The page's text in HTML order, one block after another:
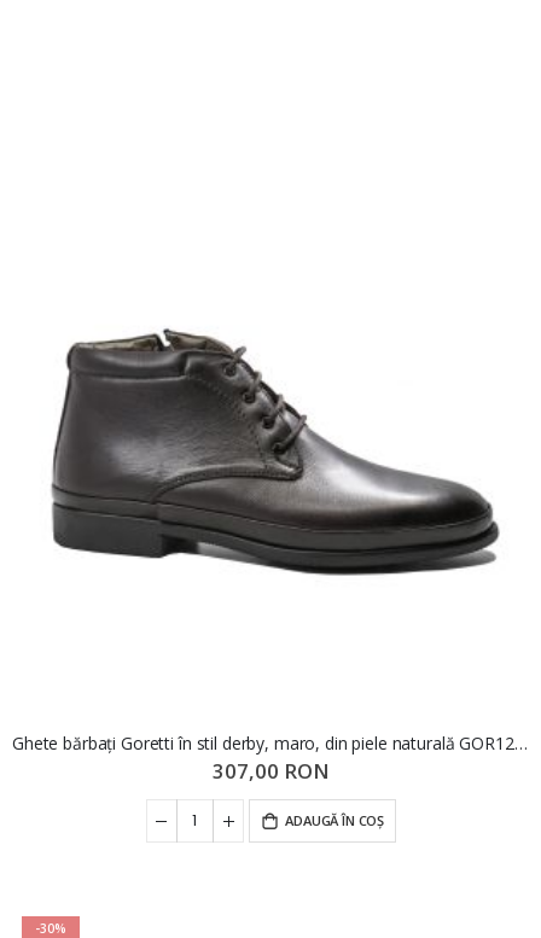
Ghete bărbați Goretti în stil derby, maro, din piele naturală GOR125M
307,00 RON
ADAUGĂ ÎN COȘ
-30%